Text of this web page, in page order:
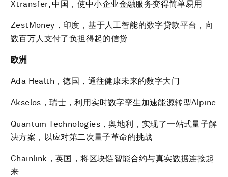
Xtransfer,中国，使中小企业金融服务变得简单易用
ZestMoney，印度，基于人工智能的数字贷款平台，向
数百万人支付了负担得起的信贷
欧洲
Ada Health，德国，通往健康未来的数字大门
Akselos，瑞士，利用实时数字孪生加速能源转型Alpine
Quantum Technologies，奥地利，实现了一站式量子解
决方案，以应对第二次量子革命的挑战
Chainlink，英国，将区块链智能合约与真实数据连接起
来